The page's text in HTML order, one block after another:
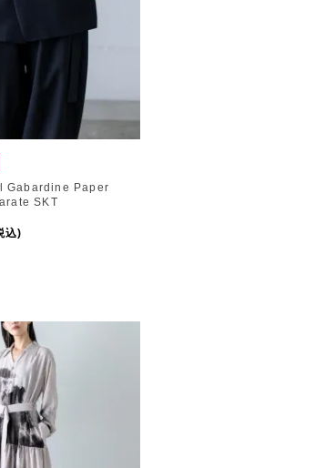
Gabardine Paper
SKT
込)